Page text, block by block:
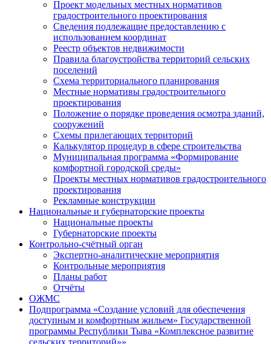
Проект модельных местных нормативов
градостроительного проектирования
Сведения подлежащие предоставлению с
использованием координат
Реестр объектов недвижимости
Правила благоустройства территорий сельских
поселений
Схема территориального планирования
Местные нормативы градостроительного
проектирования
Положение о порядке проведения осмотра зданий,
сооружений
Схемы прилегающих территорий
Калькулятор процедур в сфере строительства
Муниципальная программа «Формирование
комфортной городской среды»
Проекты местных нормативов градостроительного
проектирования
Рекламные конструкции
Национальные и губернаторские проекты
Национальные проекты
Губернаторские проекты
Контрольно-счётный орган
Экспертно-аналитические мероприятия
Контрольные мероприятия
Планы работ
Отчёты
ОЖМС
Подпрограмма «Создание условий для обеспечения
доступным и комфортным жильем» Государственной
программы Республики Тыва «Комплексное развитие
сельских территорий»»